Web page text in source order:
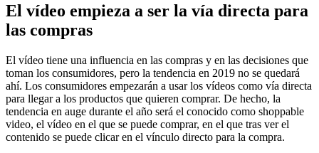
El vídeo empieza a ser la vía directa para
las compras
El vídeo tiene una influencia en las compras y en las decisiones que
toman los consumidores, pero la tendencia en 2019 no se quedará
ahí. Los consumidores empezarán a usar los vídeos como vía directa
para llegar a los productos que quieren comprar. De hecho, la
tendencia en auge durante el año será el conocido como shoppable
video, el vídeo en el que se puede comprar, en el que tras ver el
contenido se puede clicar en el vínculo directo para la compra.